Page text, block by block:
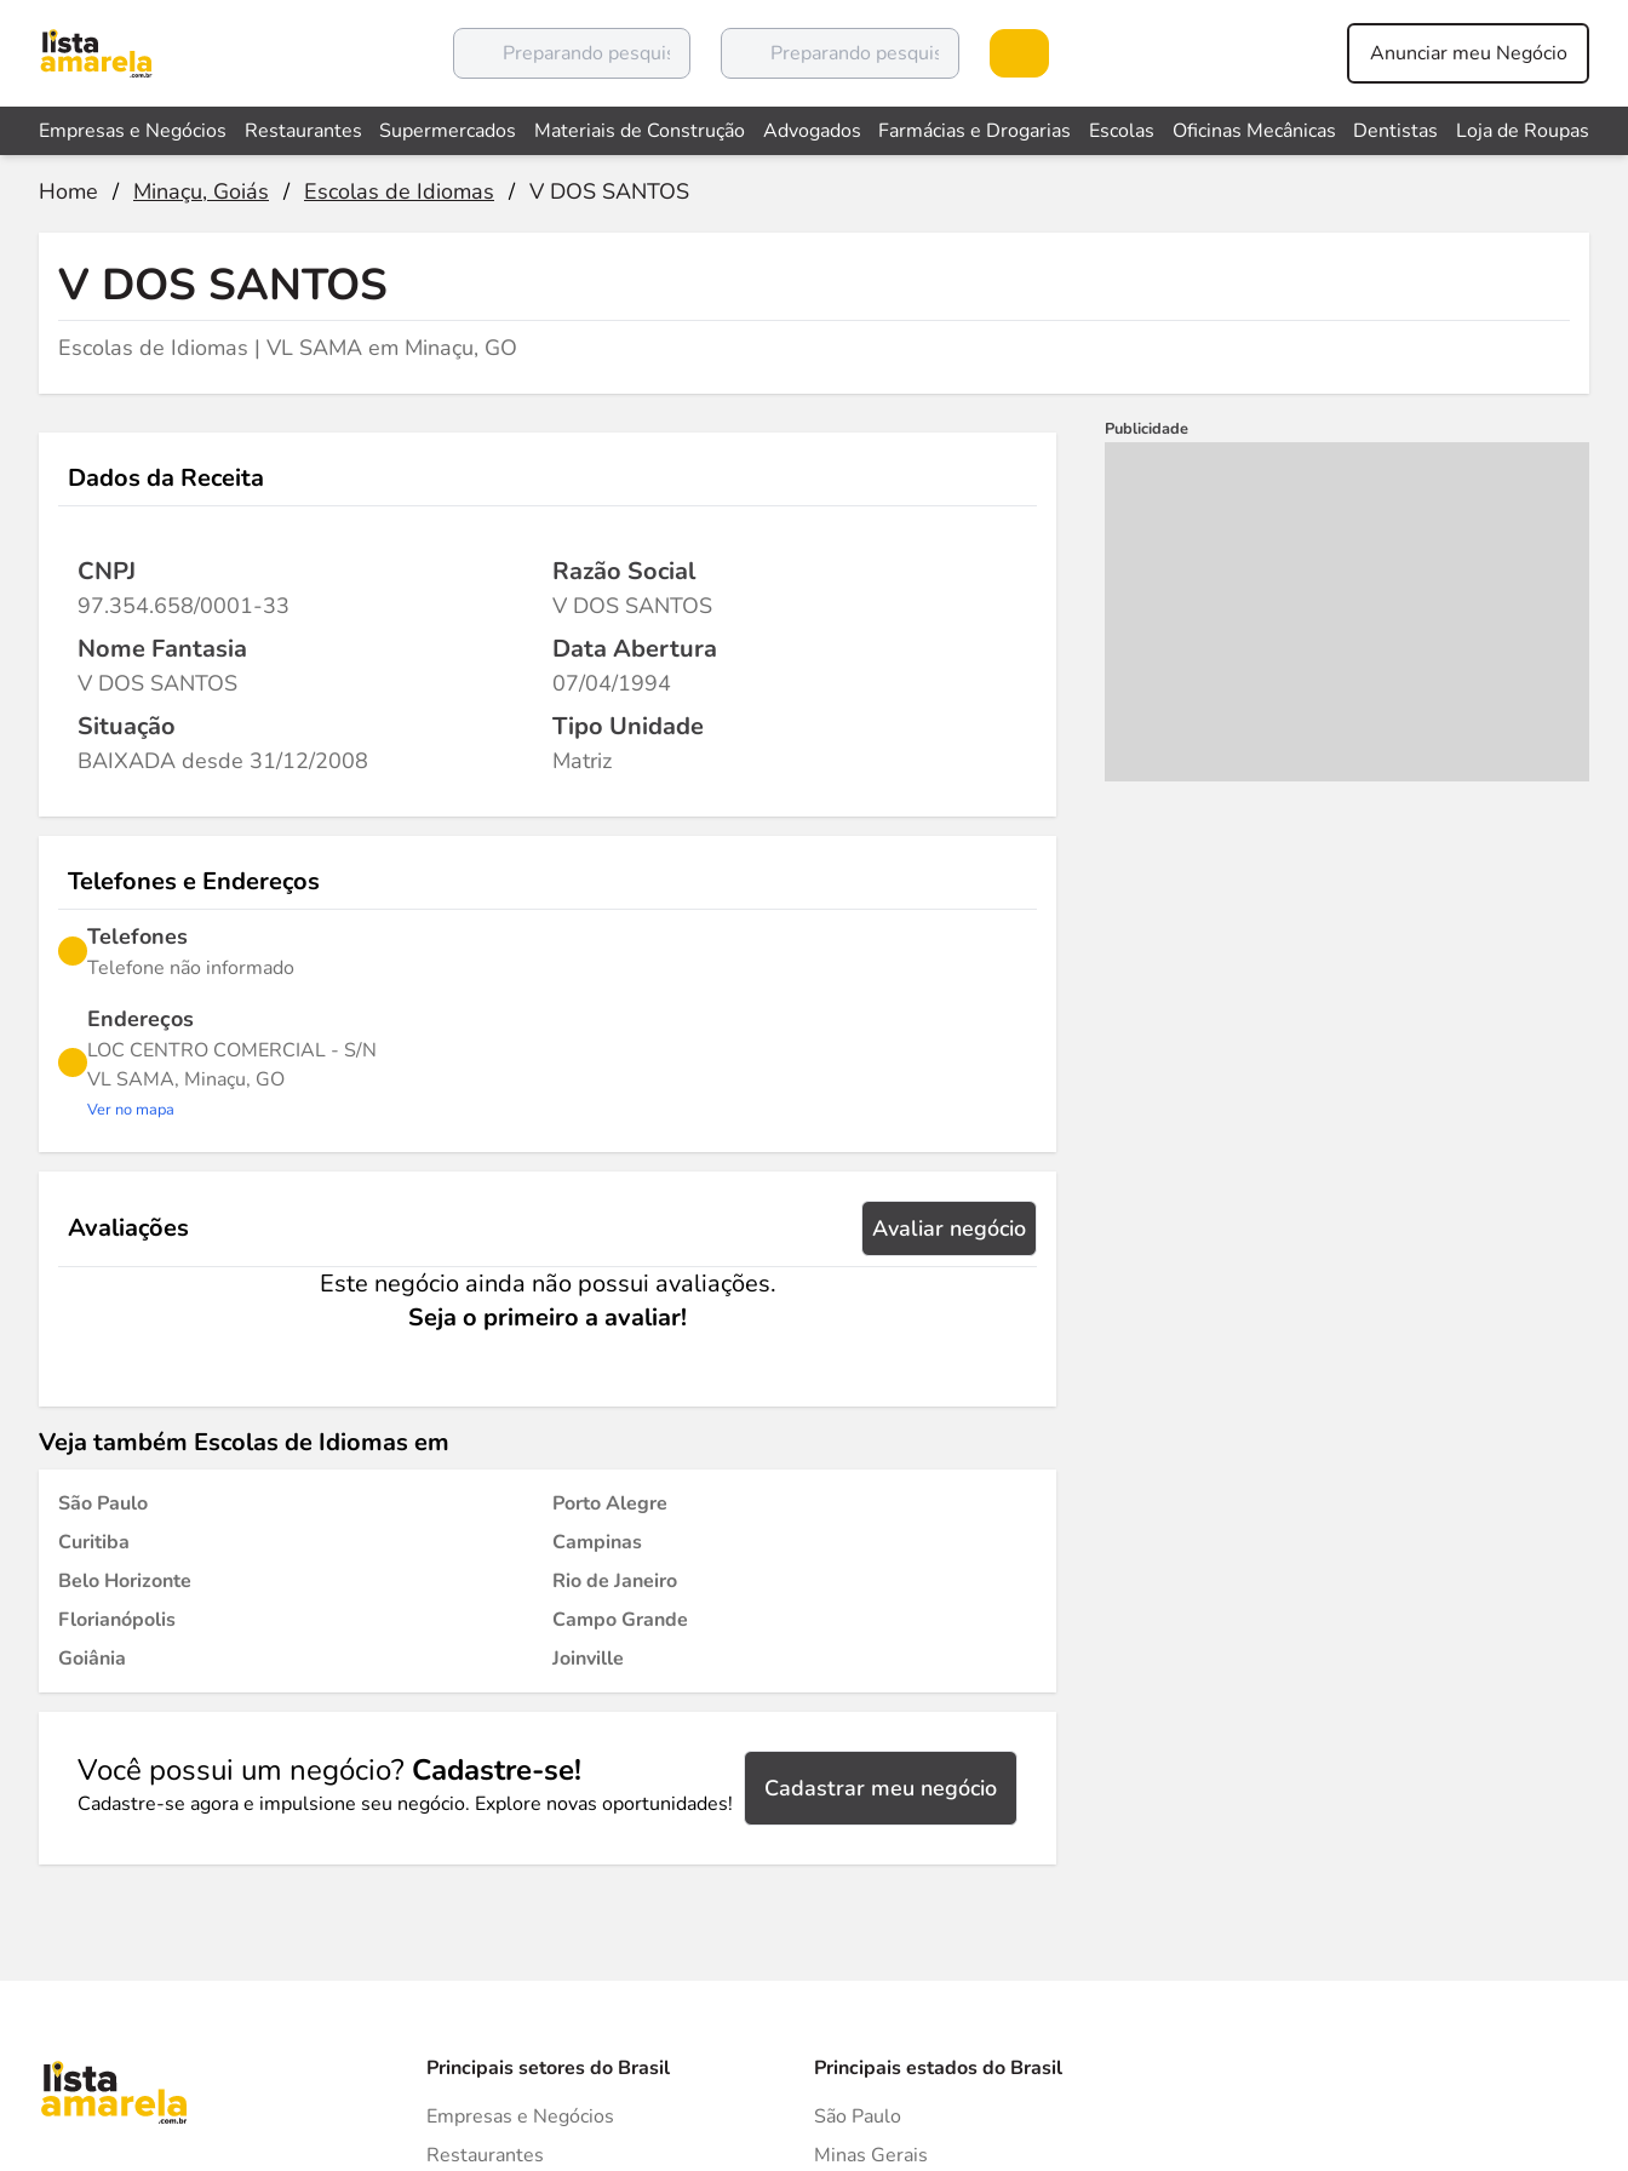
Anunciar meu Negócio
Empresas e Negócios Restaurantes Supermercados Materiais de Construção Advogados Farmácias e Drogarias Escolas Oficinas Mecânicas Dentistas Loja de Roupas
Home / Minaçu, Goiás / Escolas de Idiomas / V DOS SANTOS
V DOS SANTOS
Escolas de Idiomas | VL SAMA em Minaçu, GO
Dados da Receita
CNPJ
97.354.658/0001-33
Razão Social
V DOS SANTOS
Nome Fantasia
V DOS SANTOS
Data Abertura
07/04/1994
Situação
BAIXADA desde 31/12/2008
Tipo Unidade
Matriz
Telefones e Endereços
Telefones
Telefone não informado
Endereços
LOC CENTRO COMERCIAL - S/N
VL SAMA, Minaçu, GO
Ver no mapa
Avaliações Avaliar negócio
Este negócio ainda não possui avaliações.
Seja o primeiro a avaliar!
Veja também Escolas de Idiomas em
São Paulo
Porto Alegre
Curitiba
Campinas
Belo Horizonte
Rio de Janeiro
Florianópolis
Campo Grande
Goiânia
Joinville
Você possui um negócio? Cadastre-se!
Cadastre-se agora e impulsione seu negócio. Explore novas oportunidades!
Cadastrar meu negócio
Publicidade
Principais setores do Brasil
Empresas e Negócios
Restaurantes
Principais estados do Brasil
São Paulo
Minas Gerais